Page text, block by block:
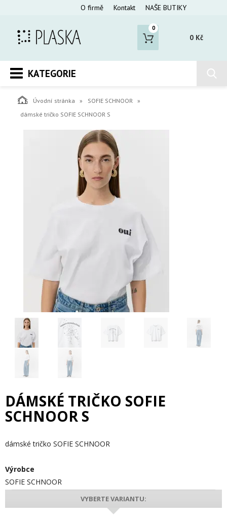
O firmě Kontakt NAŠE BUTIKY
0
0 Kč
KATEGORIE
Úvodní stránka
SOFIE SCHNOOR
dámské tričko SOFIE SCHNOOR S
DÁMSKÉ TRIČKO SOFIE
SCHNOOR S
dámské tričko SOFIE SCHNOOR
Výrobce
SOFIE SCHNOOR
VYBERTE VARIANTU: